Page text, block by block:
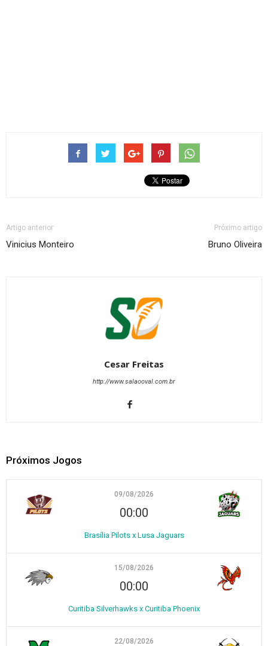
Artigo anterior
Vinicius Monteiro
Próximo artigo
Bruno Oliveira
Cesar Freitas
http://www.salaooval.com.br
Próximos Jogos
09/08/2026
00:00
Brasília Pilots x Lusa Jaguars
15/08/2026
00:00
Curitiba Silverhawks x Curitiba Phoenix
22/08/2026